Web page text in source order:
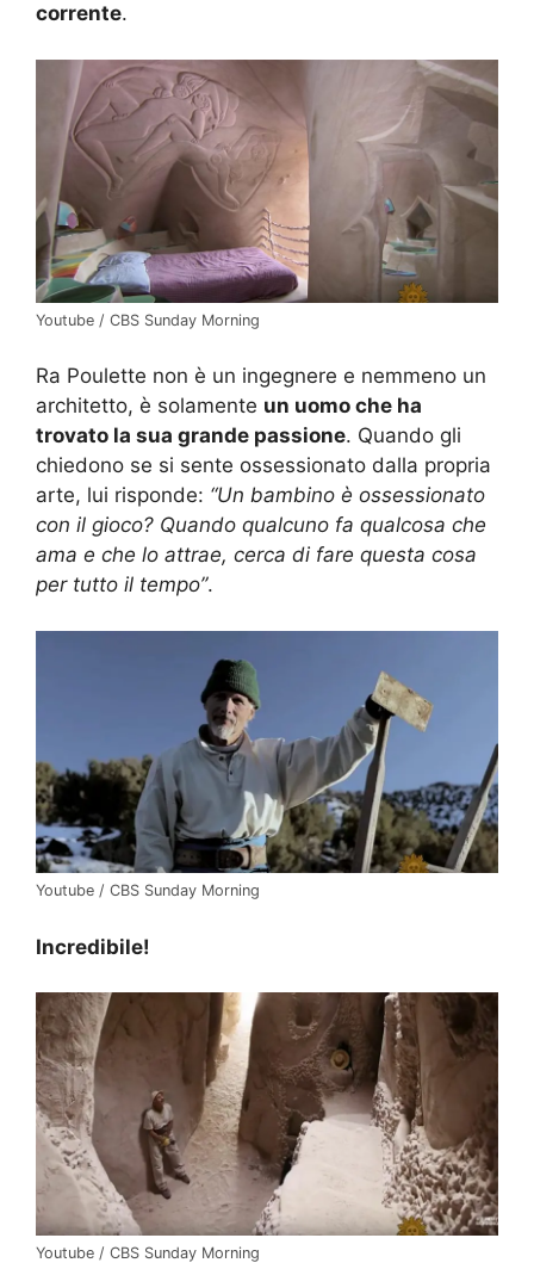
corrente.
Youtube / CBS Sunday Morning
Ra Poulette non è un ingegnere e nemmeno un
architetto, è solamente un uomo che ha
trovato la sua grande passione. Quando gli
chiedono se si sente ossessionato dalla propria
arte, lui risponde: “Un bambino è ossessionato
con il gioco? Quando qualcuno fa qualcosa che
ama e che lo attrae, cerca di fare questa cosa
per tutto il tempo”.
Youtube / CBS Sunday Morning
Incredibile!
Youtube / CBS Sunday Morning